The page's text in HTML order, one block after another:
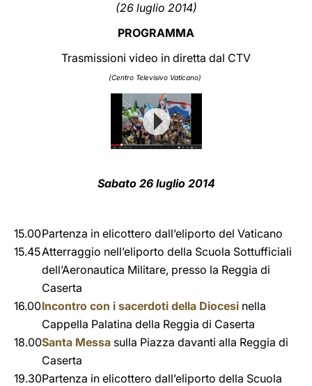
(26 luglio 2014)
PROGRAMMA
Trasmissioni video in diretta dal CTV
(Centro Televisivo Vaticano)
Sabato 26 luglio 2014
15.00Partenza in elicottero dall’eliporto del Vaticano
15.45Atterraggio nell’eliporto della Scuola Sottufficiali
dell’Aeronautica Militare, presso la Reggia di
Caserta
16.00Incontro con i sacerdoti della Diocesi nella
Cappella Palatina della Reggia di Caserta
18.00Santa Messa sulla Piazza davanti alla Reggia di
Caserta
19.30Partenza in elicottero dall’eliporto della Scuola